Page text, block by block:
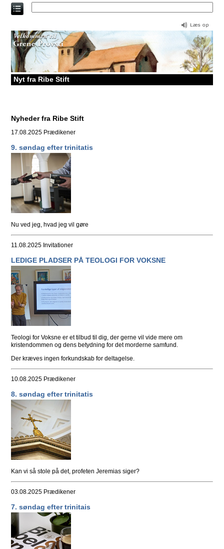
Direkte
til
Nyt fra Ribe Stift
Nyheder fra Ribe Stift
17.08.2025 Prædikener
9. søndag efter trinitatis
Nu ved jeg, hvad jeg vil gøre
11.08.2025 Invitationer
LEDIGE PLADSER PÅ TEOLOGI FOR VOKSNE
Teologi for Voksne er et tilbud til dig, der gerne vil vide mere om
kristendommen og dens betydning for det morderne samfund.
Der kræves ingen forkundskab for deltagelse.
10.08.2025 Prædikener
8. søndag efter trinitatis
Kan vi så stole på det, profeten Jeremias siger?
03.08.2025 Prædikener
7. søndag efter trinitais